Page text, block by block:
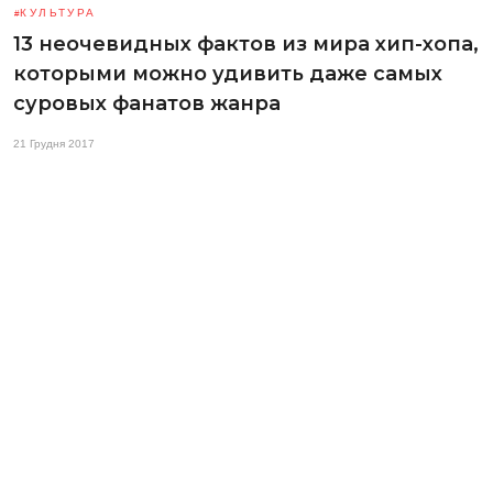
КУЛЬТУРА
13 неочевидных фактов из мира хип-хопа,
которыми можно удивить даже самых
суровых фанатов жанра
21 Грудня 2017